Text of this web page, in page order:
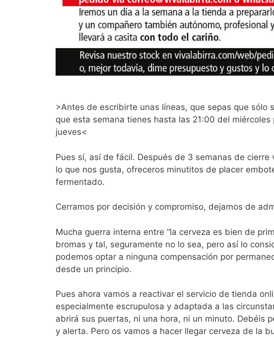
>Antes de escribirte unas líneas, que sepas que sólo
que esta semana tienes hasta las 21:00 del
jueves<
Pues sí, así de fácil. Después de 3 semanas de
lo que nos gusta, ofreceros minutitos de placer
fermentado.
Cerramos por decisión y compromiso, dejamos de
Mucha guerra interna entre “la cerveza es bien de
bromas y tal, seguramente no lo sea, pero así lo
podemos optar a ninguna compensación por
desde un principio.
Pues ahora vamos a reactivar el servicio de tienda
especialmente escrupulosa y adaptada a las
abrirá sus puertas, ni una hora, ni un minuto. Debéis
y alerta. Pero os vamos a hacer llegar cerveza de la